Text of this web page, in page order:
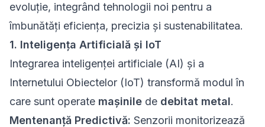
evoluție, integrând tehnologii noi pentru a
îmbunătăți eficiența, precizia și sustenabilitatea.
1. Inteligența Artificială și IoT
Integrarea inteligenței artificiale (AI) și a
Internetului Obiectelor (IoT) transformă modul în
care sunt operate mașinile de debitat metal.
Mentenanță Predictivă: Senzorii monitorizează